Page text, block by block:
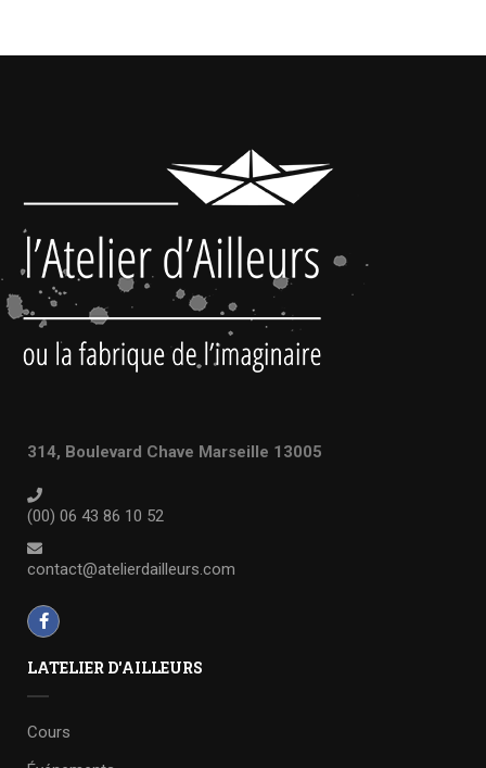
314, Boulevard Chave Marseille 13005
(00) 06 43 86 10 52
contact@atelierdailleurs.com
LATELIER D'AILLEURS
Cours